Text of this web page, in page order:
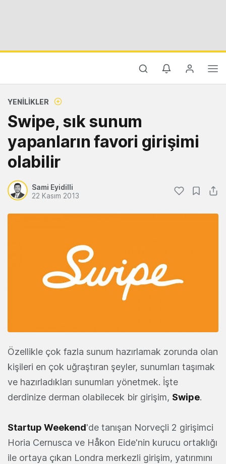
YENILIKLER
Swipe, sık sunum
yapanların favori girişimi
olabilir
Sami Eyidilli
22 Kasım 2013
Özellikle çok fazla sunum hazırlamak zorunda olan
kişileri en çok uğraştıran şeyler, sunumları taşımak
ve hazırladıkları sunumları yönetmek. İşte
derdinize derman olabilecek bir girişim, Swipe.
Startup Weekend'de tanışan Norveçli 2 girişimci
Horia Cernusca ve Håkon Eide'nin kurucu ortaklığı
ile ortaya çıkan Londra merkezli girişim, yatırımını